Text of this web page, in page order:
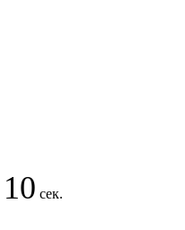
10 сек.